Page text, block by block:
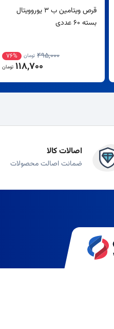
قرص ویتامین ب 3 یوروویتال
بسته 60 عددی
495,000 تومان 76%
118,700 تومان
اصالات کالا
ضمانت اصالت محصولات